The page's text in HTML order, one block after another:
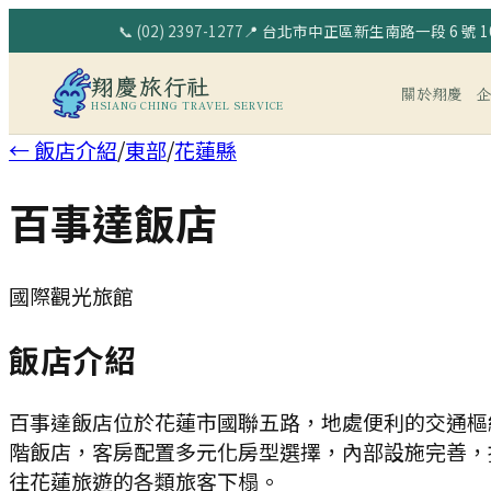
📞 (02) 2397-1277📍 台北市中正區新生南路一段 6 號
翔慶旅行社
HSIANG CHING TRAVEL SERVICE
關於翔慶
← 飯店介紹/東部/花蓮縣
百事達飯店
國際觀光旅館
飯店介紹
百事達飯店位於花蓮市國聯五路，地處便利的交通
階飯店，客房配置多元化房型選擇，內部設施完善
往花蓮旅遊的各類旅客下榻。